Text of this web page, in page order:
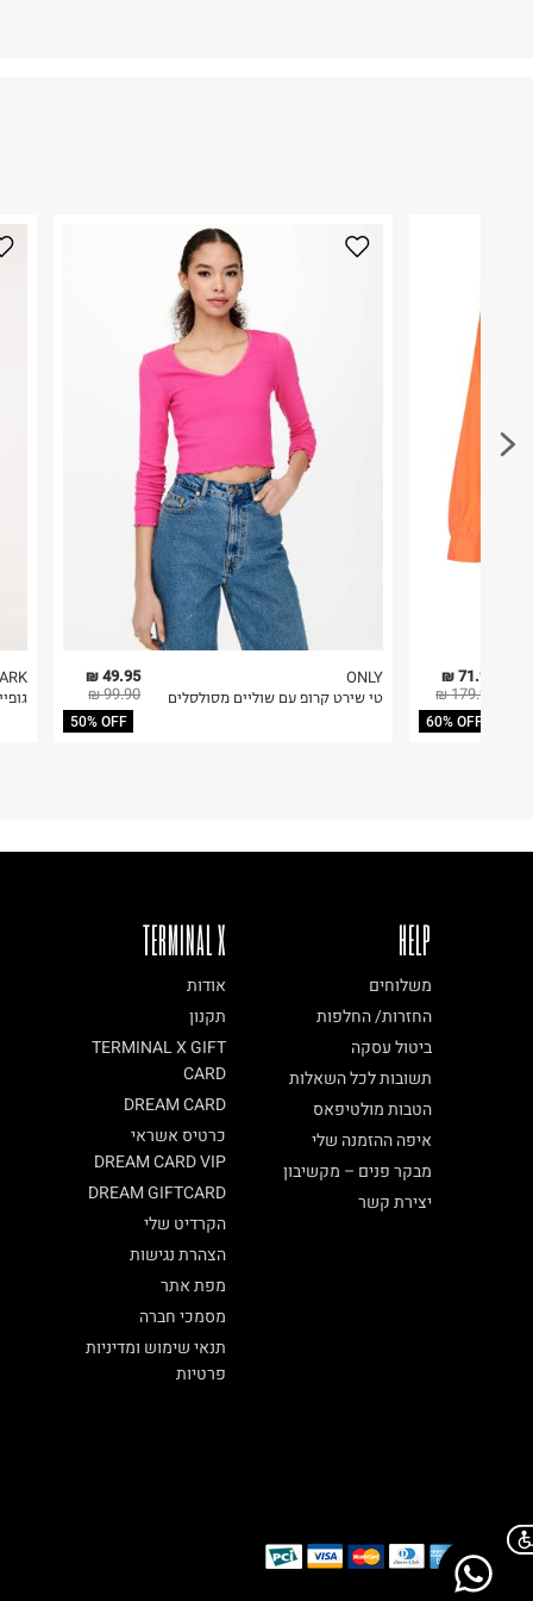
49.95 ₪
99.90 ₪
50% OFF
ONLY
טי שירט קרופ עם שוליים מסולסלים
71.96 ₪
179.90 ₪
60% OFF
TERMINAL X
אודות
תקנון
TERMINAL X GIFT
CARD
DREAM CARD
כרטיס אשראי
DREAM CARD VIP
DREAM GIFTCARD
הקרדיט שלי
הצהרת נגישות
מפת אתר
מסמכי חברה
תנאי שימוש ומדיניות
פרטיות
HELP
משלוחים
החזרות/ החלפות
ביטול עסקה
תשובות לכל השאלות
הטבות מולטיפאס
איפה ההזמנה שלי
מבקר פנים – מקשיבון
יצירת קשר
Chat on WhatsApp